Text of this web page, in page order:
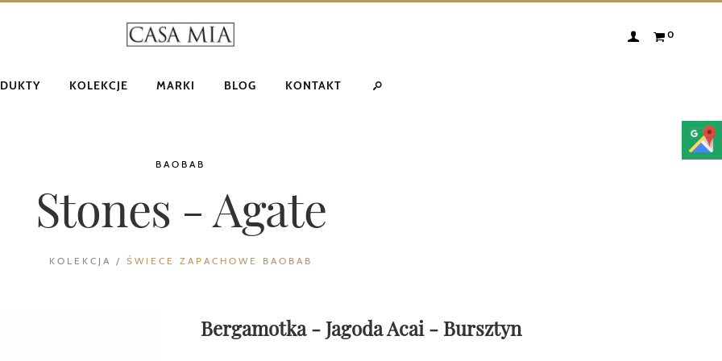
0
KOLEKCJE MARKI BLOG KONTAKT
BAOBAB
Stones - Agate
KOLEKCJA / ŚWIECE ZAPACHOWE BAOBAB
Bergamotka - Jagoda Acai - Bursztyn